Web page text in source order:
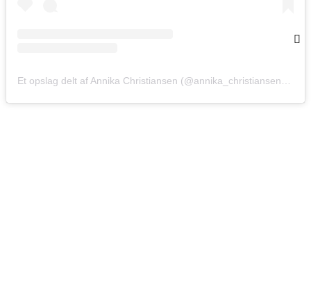
Et opslag delt af Annika Christiansen (@annika_christiansen)den